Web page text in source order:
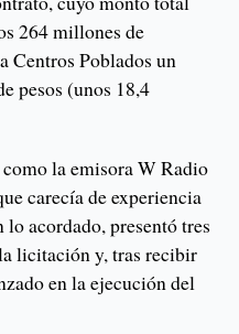
264 millones de
Centros Poblados un
pesos (unos 18,4
la emisora W Radio
carecía de experiencia
acordado, presentó tres
licitación y, tras recibir
en la ejecución del